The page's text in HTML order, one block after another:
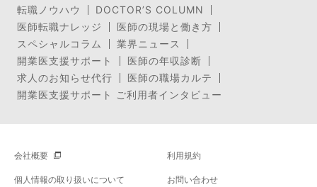
転職ノウハウ
DOCTOR’S COLUMN
医師転職ナレッジ
医師の現場と働き方
スペシャルコラム
業界ニュース
開業医支援サポート
医師の年収診断
求人のお知らせ代行
医師の職場カルテ
開業医支援サポート ご利用者インタビュー
会社概要 利用規約
個人情報の取り扱いについて お問い合わせ